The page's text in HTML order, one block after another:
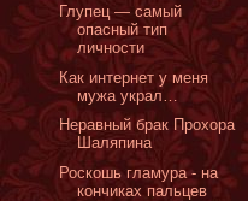
Глупец — самый
опасный тип
личности
Как интернет у меня
мужа украл…
Неравный брак Прохора
Шаляпина
Роскошь гламура - на
кончиках пальцев